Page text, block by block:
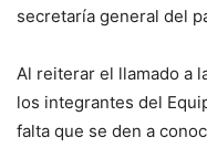
secretaría general del
Al reiterar el llamado a
los integrantes del
falta que se den a